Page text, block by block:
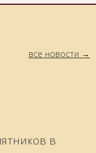
все новости
в